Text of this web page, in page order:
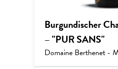
Burgundischer
– "PUR SANS"
Domaine Berthenet -